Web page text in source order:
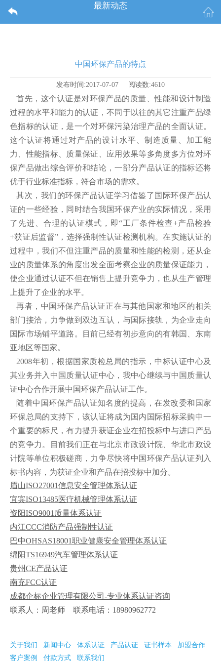
最新动态
中国环保产品的特点
发布时间:2017-07-07 阅读数:4610
首先，这个认证是对环保产品的质量、性能和设计制造
过程的水平和能力的认证，不同于以往的其它注重产品绿
色指标的认证，是一个对环保污染治理产品的全面认证。
这个认证将通过对产品的设计水平、制造质量、加工能
力、性能指标、质量保证、应用效果等多角度多方位对环
保产品做出综合评价和结论，一部分产品认证的指标还将
优于行业标准指标，符合市场的需求。
其次，我们的环保产品认证学习借鉴了国际环保产品认
证的一些经验，同时结合我国环保产业的实际情况，采用
了先进、合理的认证模式，即“工厂条件检查+产品检验
+获证后监督”，选择强制性认证检测机构。在实施认证的
过程中，我们不但注重产品的质量和性能的检测，还从企
业的质量体系的角度出发全面考察企业的质量保证能力，
使企业通过认证不但在销售上提升竞争力，也从生产管理
上提升了企业的水平。
再者，中国环保产品认证正在与其他国家和地区的相关
部门接洽，力争做到双边互认，与国际接轨，为企业走向
国际市场铺平道路。目前已经有初步意向的有韩国、东南
亚地区等国家。
2008年初，根据国家质检总局的指示，中标认证中心及
其业务并入中国质量认证中心，我中心继续与中国质量认
证中心合作开展中国环保产品认证工作。
随着中国环保产品认证知名度的提高，在发改委和国家
环保总局的支持下，该认证将成为国内国际招标采购中一
个重要的标尺，有力提升获证企业在招投标中与进口产品
的竞争力。目前我们正在与北京市政设计院、华北市政设
计院等单位积极磋商，力争尽快将中国环保产品认证列入
标书内容，为获证企业和产品在招投标中加分。
眉山ISO27001信息安全管理体系认证
宜宾ISO13485医疗机械管理体系认证
资阳ISO9001质量体系认证
内江CCC消防产品强制性认证
巴中OHSAS18001职业健康安全管理体系认证
绵阳TS16949汽车管理体系认证
贵州CE产品认证
南充FCC认证
成都企标企业管理有限公司-专业体系认证咨询
联系人：周老师 联系电话：18980962772
关于我们 新闻中心 体系认证 产品认证 证书样本
加盟合作
客户案例
付款方式 联系我们